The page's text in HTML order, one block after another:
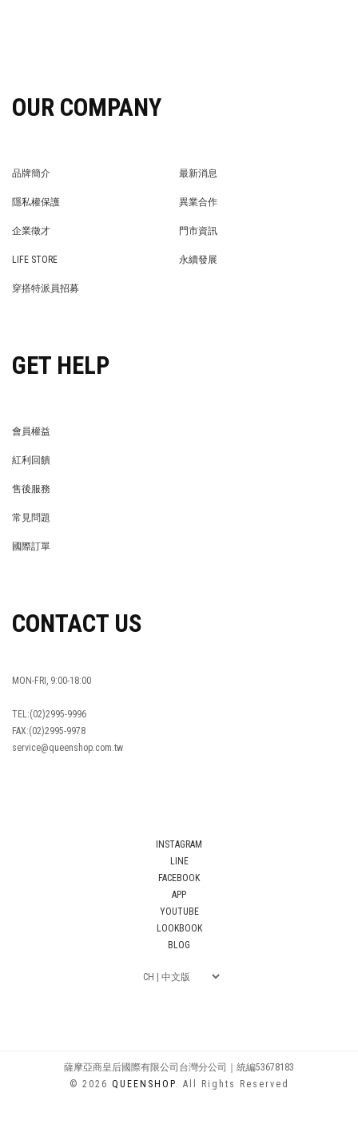
OUR COMPANY
品牌簡介
最新消息
隱私權保護
異業合作
企業徵才
門市資訊
LIFE STORE
永續發展
穿搭特派員招募
GET HELP
會員權益
紅利回饋
售後服務
常見問題
國際訂單
CONTACT US
MON-FRI, 9:00-18:00
TEL:(02)2995-9996
FAX:(02)2995-9978
service@queenshop.com.tw
INSTAGRAM
LINE
FACEBOOK
APP
YOUTUBE
LOOKBOOK
BLOG
薩摩亞商皇后國際有限公司台灣分公司｜統編53678183
© 2026 QUEENSHOP. All Rights Reserved